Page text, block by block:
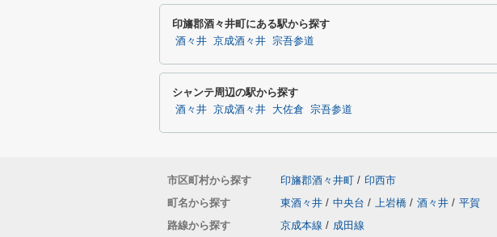
印旛郡酒々井町にある駅から探す
酒々井 京成酒々井 宗吾参道
シャンテ周辺の駅から探す
酒々井 京成酒々井 大佐倉 宗吾参道
市区町村から探す 印旛郡酒々井町 / 印西市
町名から探す
東酒々井 / 中央台 / 上岩橋 / 酒々井 / 平賀
路線から探す
京成本線 / 成田線